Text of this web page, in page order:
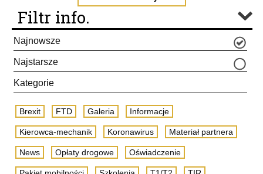
Filtr info.
Najnowsze
Najstarsze
Kategorie
Brexit FTD Galeria Informacje
Kierowca-mechanik Koronawirus Materiał partnera
News Opłaty drogowe Oświadczenie